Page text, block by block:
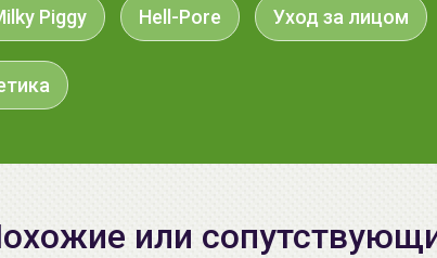
Piggy Hell-Pore Уход за лицом
или